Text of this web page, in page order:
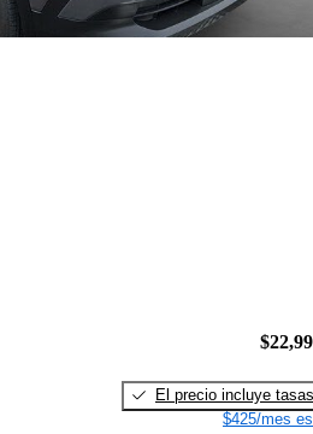
El precio incluye tasas
$425/mes